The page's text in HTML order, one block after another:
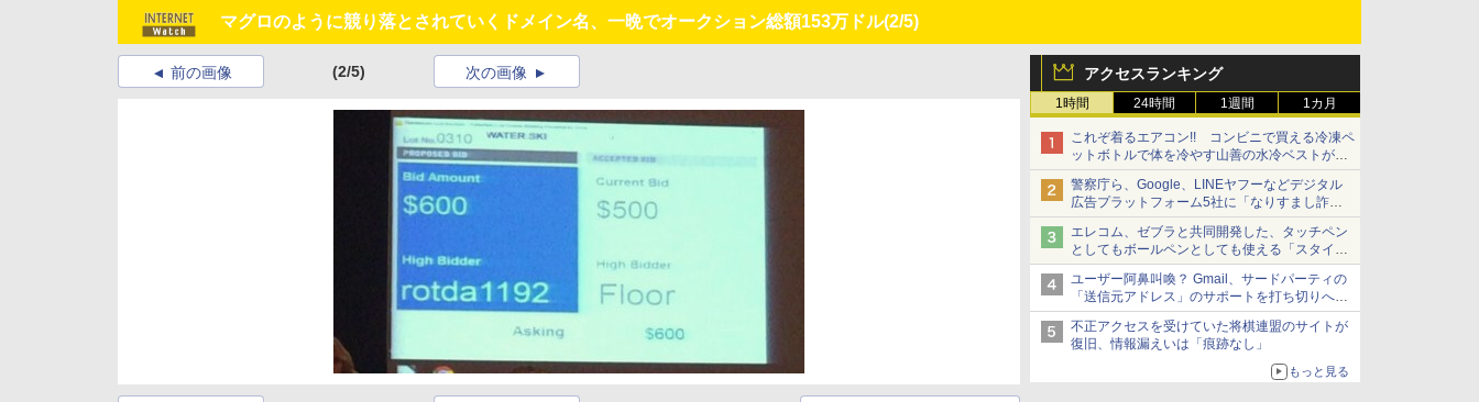
マグロのように競り落とされていくドメイン名、一晩でオークション総額153万ドル(2/5)
アクセスランキング
1時間 24時間 1週間 1カ月
これぞ着るエアコン!! コンビニで買える冷凍ペ
ットボトルで体を冷やす山善の水冷ベストがロ
ードバイクにちょうどいい【ぼっち・ざ・ろー
ど！その14】【空いた時間でなにしてる？】
警察庁ら、Google、LINEヤフーなどデジタル
広告プラットフォーム5社に「なりすまし詐欺
広告」対策強化を要請 著名人の写真や映像を
使った投資詐欺などへの対策として
エレコム、ゼブラと共同開発した、タッチペン
としてもボールペンとしても使える「スタイラ
スツーウェイ」発売 iPadにも紙にも、持ち替
えずに書き込める
ユーザー阿鼻叫喚？ Gmail、サードパーティの
「送信元アドレス」のサポートを打ち切りへ
【やじうまWatch】
不正アクセスを受けていた将棋連盟のサイトが
復旧、情報漏えいは「痕跡なし」
もっと見る
前の画像 (2/5) 次の画像